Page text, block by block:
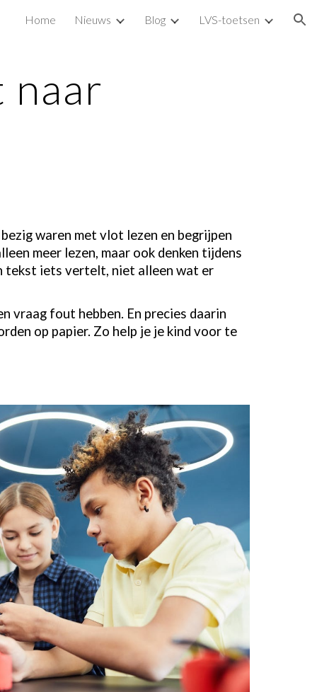
Home Nieuws Blog LVS-toetsen
naar
waren met vlot lezen en begrijpen
meer lezen, maar ook denken tijdens
tekst iets vertelt, niet alleen wat er
vraag fout hebben. En precies daarin
op papier. Zo help je je kind voor te